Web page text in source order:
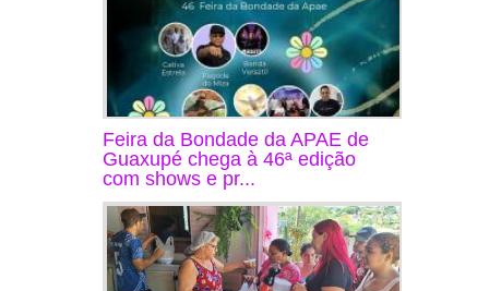
Feira da Bondade da APAE de
Guaxupé chega à 46ª edição
com shows e pr...